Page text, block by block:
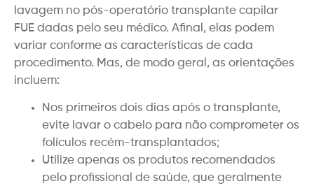
lavagem no pós-operatório transplante capilar
FUE dadas pelo seu médico. Afinal, elas podem
variar conforme as características de cada
procedimento. Mas, de modo geral, as orientações
incluem:
Nos primeiros dois dias após o transplante,
evite lavar o cabelo para não comprometer os
folículos recém-transplantados;
Utilize apenas os produtos recomendados
pelo profissional de saúde, que geralmente